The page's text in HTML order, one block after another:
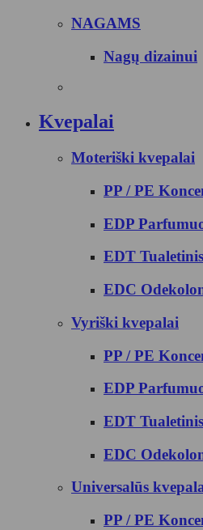
NAGAMS
Nagų dizainui
Kvepalai
Moteriški kvepalai
PP / PE
EDP
EDT
EDC
Vyriški kvepalai
PP / PE
EDP
EDT
EDC
Universalūs
PP / PE